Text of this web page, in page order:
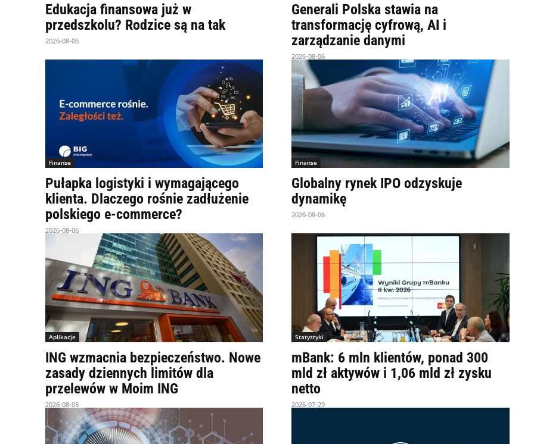
Edukacja finansowa już w
przedszkolu? Rodzice są na tak
2026-08-06
Generali Polska stawia na
transformację cyfrową, AI i
zarządzanie danymi
2026-08-06
Finanse
Pułapka logistyki i wymagającego
klienta. Dlaczego rośnie zadłużenie
polskiego e-commerce?
2026-08-06
Finanse
Globalny rynek IPO odzyskuje
dynamikę
2026-08-06
Aplikacje
ING wzmacnia bezpieczeństwo. Nowe
zasady dziennych limitów dla
przelewów w Moim ING
2026-08-05
Statystyki
mBank: 6 mln klientów, ponad 300
mld zł aktywów i 1,06 mld zł zysku
netto
2026-07-29